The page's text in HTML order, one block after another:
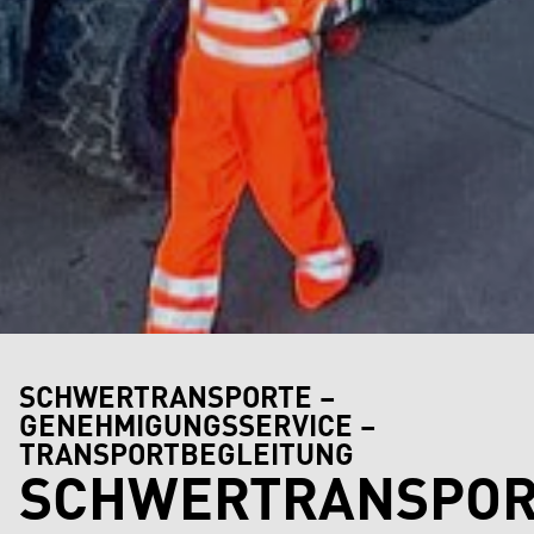
SCHWERTRANSPORTE –
GENEHMIGUNGSSERVICE –
TRANSPORTBEGLEITUNG